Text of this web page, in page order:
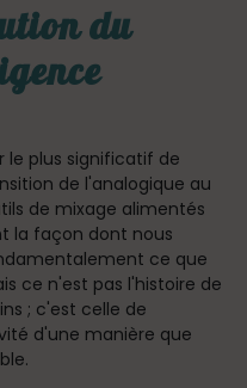
du
le plus significatif de
de l'analogique au
de mixage alimentés
la façon dont nous
ce que
ce n'est pas l'histoire de
; c'est celle de
d'une manière que